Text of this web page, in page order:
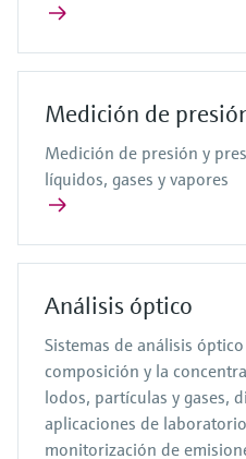
Medición de
Medición de presión y
líquidos, gases y vapores
Análisis óptico
Sistemas de análisis
composición y la
lodos, partículas y gases,
aplicaciones de
monitorización de